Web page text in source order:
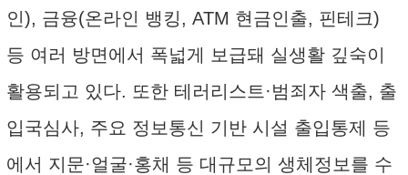
인), 금융(온라인 뱅킹, ATM 현금인출, 핀테크)
등 여러 방면에서 폭넓게 보급돼 실생활 깊숙이
활용되고 있다. 또한 테러리스트·범죄자 색출, 출
입국심사, 주요 정보통신 기반 시설 출입통제 등
에서 지문·얼굴·홍채 등 대규모의 생체정보를 수